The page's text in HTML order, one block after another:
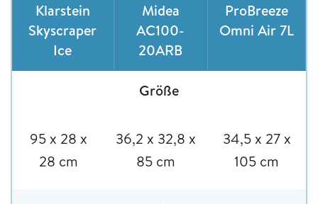
Klarstein
Skyscraper
Ice
Midea
AC100-
20ARB
ProBreeze
Omni Air 7L
Größe
95 x 28 x
28 cm
36,2 x 32,8 x
85 cm
34,5 x 27 x
105 cm